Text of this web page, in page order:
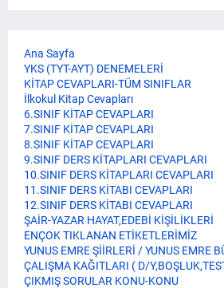
Ana Sayfa
YKS (TYT-AYT) DENEMELERİ
KİTAP CEVAPLARI-TÜM SINIFLAR
İlkokul Kitap Cevapları
6.SINIF KİTAP CEVAPLARI
7.SINIF KİTAP CEVAPLARI
8.SINIF KİTAP CEVAPLARI
9.SINIF DERS KİTAPLARI CEVAPLARI
10.SINIF DERS KİTAPLARI CEVAPLARI
11.SINIF DERS KİTABI CEVAPLARI
12.SINIF DERS KİTABI CEVAPLARI
ŞAİR-YAZAR HAYAT,EDEBİ KİŞİLİKLERİ
ENÇOK TIKLANAN ETİKETLERİMİZ
YUNUS EMRE ŞİİRLERİ / YUNUS EMRE
ÇALIŞMA KAĞITLARI ( D/
ÇIKMIŞ SORULAR KONU-KONU